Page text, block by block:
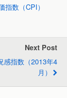
指数（CPI）
Next Post
感指数（2013年4
月）